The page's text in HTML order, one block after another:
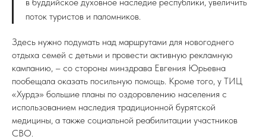
поток туристов и паломников.
Здесь нужно подумать над маршрутами для новогоднего
отдыха семей с детьми и провести активную рекламную
кампанию, – со стороны минздрава Евгения Юрьевна
пообещала оказать посильную помощь. Кроме того, у ТИЦ
«Хурдэ» большие планы по оздоровлению населения с
использованием наследия традиционной бурятской
медицины, а также социальной реабилитации участников
СВО.